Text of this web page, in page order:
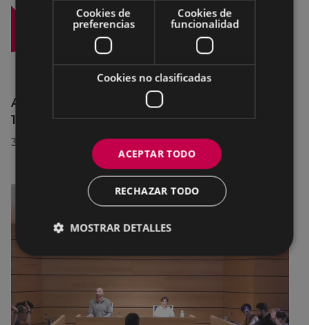
Afecciones al tráfico en la calle Egogain del
10 al 23 de agosto, por motivo de obras
30/07/2026
Cookies de
preferencias
Cookies de
funcionalidad
Cookies no clasificadas
ACEPTAR TODO
RECHAZAR TODO
MOSTRAR DETALLES